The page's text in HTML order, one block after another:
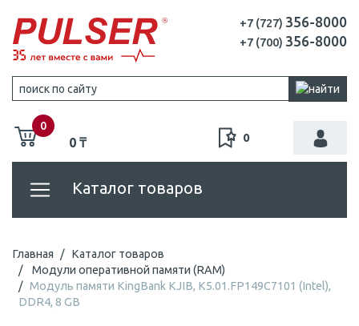
+7 (727) 356-8000
+7 (700) 356-8000
0
0 ₸ 0
Каталог товаров
Главная
Каталог товаров
Модули оперативной памяти (RAM)
Модуль памяти KingBank KJIB, K5.01.FP149C7101 (Intel),
DDR4, 8 GB